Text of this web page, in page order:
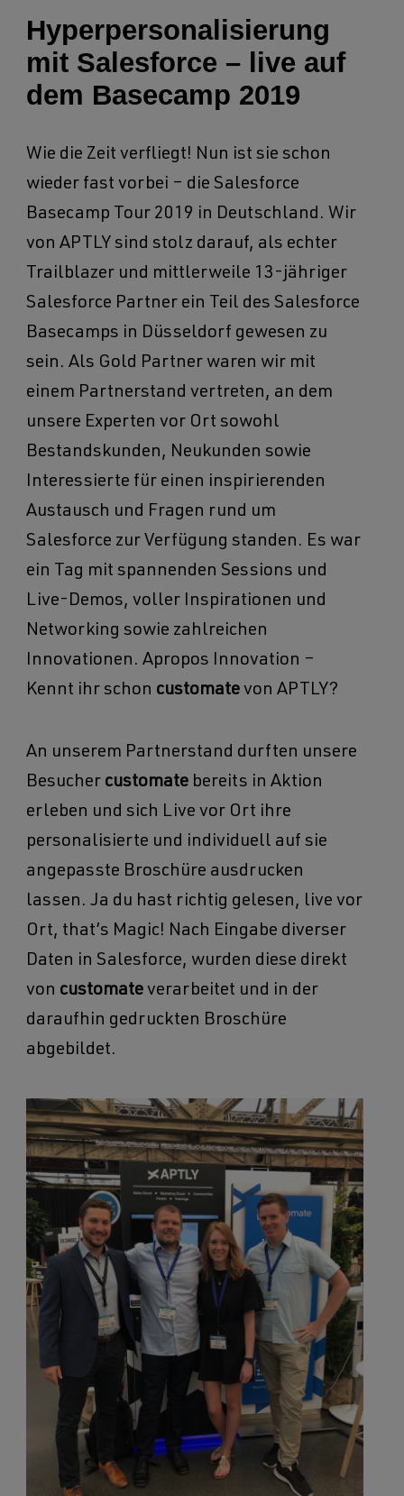
Hyperpersonalisierung
mit Salesforce – live auf
dem Basecamp 2019
Wie die Zeit verfliegt! Nun ist sie schon
wieder fast vorbei – die Salesforce
Basecamp Tour 2019 in Deutschland. Wir
von APTLY sind stolz darauf, als echter
Trailblazer und mittlerweile 13-jähriger
Salesforce Partner ein Teil des Salesforce
Basecamps in Düsseldorf gewesen zu
sein. Als Gold Partner waren wir mit
einem Partnerstand vertreten, an dem
unsere Experten vor Ort sowohl
Bestandskunden, Neukunden sowie
Interessierte für einen inspirierenden
Austausch und Fragen rund um
Salesforce zur Verfügung standen. Es war
ein Tag mit spannenden Sessions und
Live-Demos, voller Inspirationen und
Networking sowie zahlreichen
Innovationen. Apropos Innovation –
Kennt ihr schon customate von APTLY?
An unserem Partnerstand durften unsere
Besucher customate bereits in Aktion
erleben und sich Live vor Ort ihre
personalisierte und individuell auf sie
angepasste Broschüre ausdrucken
lassen. Ja du hast richtig gelesen, live vor
Ort, that’s Magic! Nach Eingabe diverser
Daten in Salesforce, wurden diese direkt
von customate verarbeitet und in der
daraufhin gedruckten Broschüre
abgebildet.